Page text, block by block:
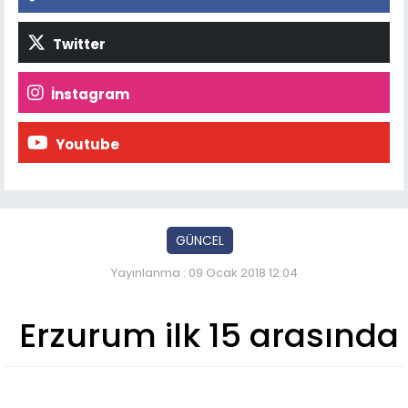
Twitter
İnstagram
Youtube
GÜNCEL
Yayınlanma : 09 Ocak 2018 12:04
Erzurum ilk 15 arasında